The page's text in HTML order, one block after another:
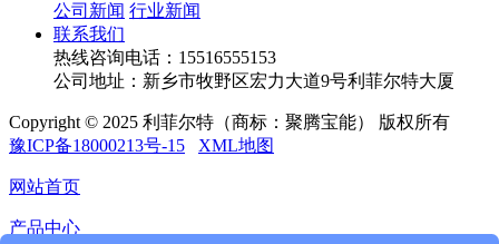
公司新闻 行业新闻
联系我们
热线咨询电话： 15516555153
公司地址：新乡市牧野区宏力大道9号利菲尔特大厦
Copyright © 2025 利菲尔特（商标：聚腾宝能） 版权所有
豫ICP备18000213号-15
XML地图
网站首页
产品中心